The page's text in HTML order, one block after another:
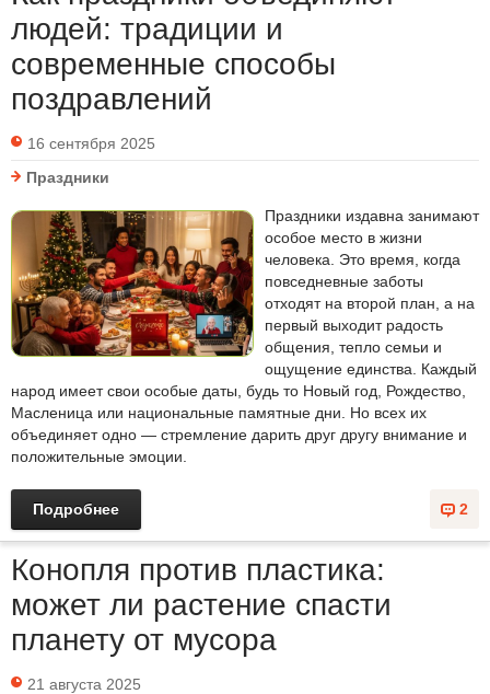
людей: традиции и
современные способы
поздравлений
16 сентября 2025
Праздники
Праздники издавна занимают
особое место в жизни
человека. Это время, когда
повседневные заботы
отходят на второй план, а на
первый выходит радость
общения, тепло семьи и
ощущение единства. Каждый
народ имеет свои особые даты, будь то Новый год, Рождество,
Масленица или национальные памятные дни. Но всех их
объединяет одно — стремление дарить друг другу внимание и
положительные эмоции.
2
Подробнее
Конопля против пластика:
может ли растение спасти
планету от мусора
21 августа 2025